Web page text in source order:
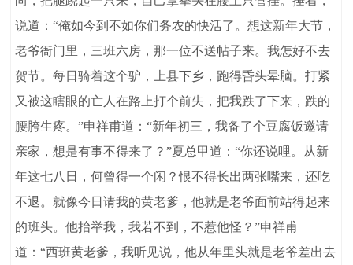
说道：“俺如今到不如你们务农的快活了。想这新年大节，
老爷衙门里，三班六房，那一位不送帖子来。我怎好不去
贺节。每日骑着这个驴，上县下乡，跑得昏头晕脑。打紧
又被这瞎眼的亡人在路上打个前失，把我跌了下来，跌的
腰胯生疼。”申祥甫道：“新年初三，我备了个豆腐饭邀请
亲家，想是有事不得来了？”夏总甲道：“你还说哩。从新
年这七八日，何曾得一个闲？恨不得长出两张嘴来，还吃
不退。就像今日请我的黄老爹，他就是老爷面前站得起来
的班头。他抬举我，我若不到，不惹他怪？”申祥甫
道：“西班黄老爹，我听见说，他从年里头就是老爷差出去